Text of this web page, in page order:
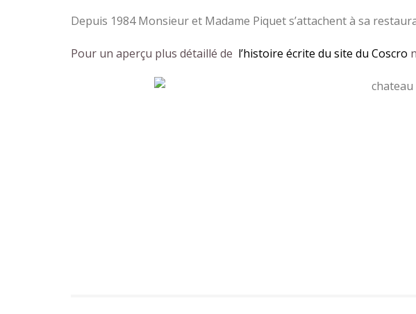
Depuis 1984 Monsieur et Madame Piquet s’attachent à sa
Pour un aperçu plus détaillé de l’histoire écrite du site du Coscro